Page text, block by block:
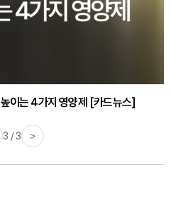
이는 4가지 영양제 [카드뉴스]
3 / 3 >